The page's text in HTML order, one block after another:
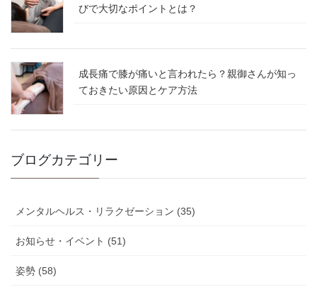
びで大切なポイントとは？
成長痛で膝が痛いと言われたら？親御さんが知っ
ておきたい原因とケア方法
ブログカテゴリー
メンタルヘルス・リラクゼーション (35)
お知らせ・イベント (51)
姿勢 (58)